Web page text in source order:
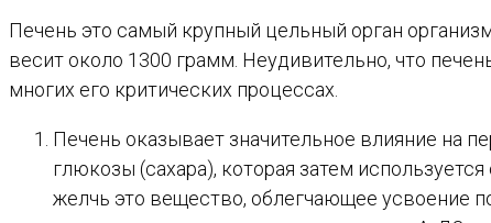
Печень это самый крупный цельный орган
весит около 1300 грамм. Неудивительно, что
многих его критических процессах.
Печень оказывает значительное влияние на
глюкозы (сахара), которая затем
желчь это вещество, облегчающее усвоение